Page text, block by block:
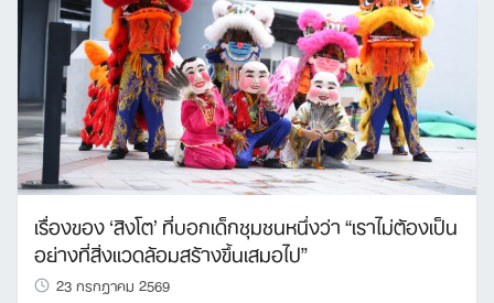
เรื่องของ ‘สิงโต’ ที่บอกเด็กชุมชนหนึ่งว่า “เราไม่ต้องเป็น
อย่างที่สิ่งแวดล้อมสร้างขึ้นเสมอไป”
23 กรกฎาคม 2569